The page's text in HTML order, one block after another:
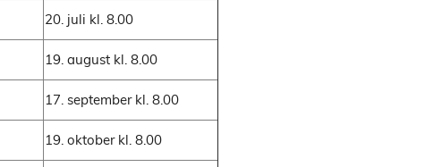
20. juli kl. 8.00
19. august kl. 8.00
17. september kl. 8.00
19. oktober kl. 8.00